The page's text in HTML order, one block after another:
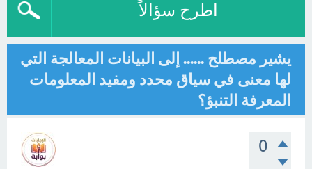
اطرح سؤالاً
يشير مصطلح ...... إلى البيانات المعالجة التي
لها معنى في سياق محدد ومفيد المعلومات
المعرفة التنبؤ؟
0